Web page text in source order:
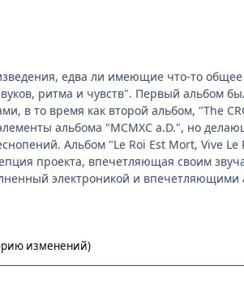
едва ли имеющие что-то
ритма и чувств". Первый альбом
в то время как второй альбом, "The
альбома "MCMXC a.D.", но
Альбом "Le Roi Est Mort, Vive
проекта, впечетляющая своим
электроникой и
изменений)